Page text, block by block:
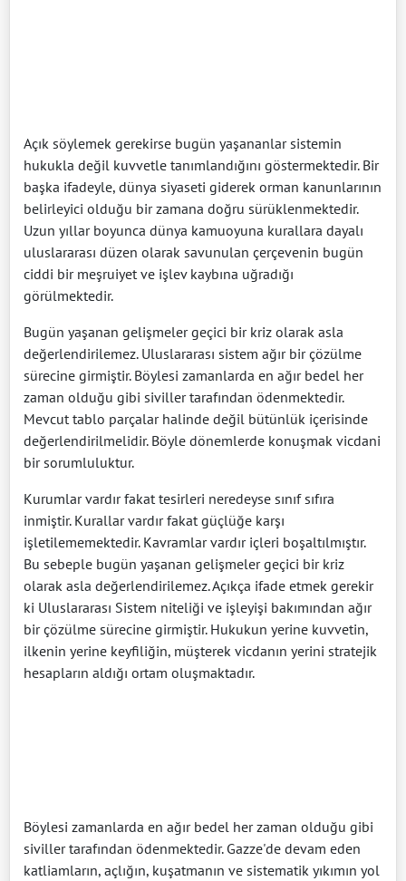
Açık söylemek gerekirse bugün yaşananlar sistemin
hukukla değil kuvvetle tanımlandığını göstermektedir. Bir
başka ifadeyle, dünya siyaseti giderek orman kanunlarının
belirleyici olduğu bir zamana doğru sürüklenmektedir.
Uzun yıllar boyunca dünya kamuoyuna kurallara dayalı
uluslararası düzen olarak savunulan çerçevenin bugün
ciddi bir meşruiyet ve işlev kaybına uğradığı
görülmektedir.
Bugün yaşanan gelişmeler geçici bir kriz olarak asla
değerlendirilemez. Uluslararası sistem ağır bir çözülme
sürecine girmiştir. Böylesi zamanlarda en ağır bedel her
zaman olduğu gibi siviller tarafından ödenmektedir.
Mevcut tablo parçalar halinde değil bütünlük içerisinde
değerlendirilmelidir. Böyle dönemlerde konuşmak vicdani
bir sorumluluktur.
Kurumlar vardır fakat tesirleri neredeyse sınıf sıfıra
inmiştir. Kurallar vardır fakat güçlüğe karşı
işletilememektedir. Kavramlar vardır içleri boşaltılmıştır.
Bu sebeple bugün yaşanan gelişmeler geçici bir kriz
olarak asla değerlendirilemez. Açıkça ifade etmek gerekir
ki Uluslararası Sistem niteliği ve işleyişi bakımından ağır
bir çözülme sürecine girmiştir. Hukukun yerine kuvvetin,
ilkenin yerine keyfiliğin, müşterek vicdanın yerini stratejik
hesapların aldığı ortam oluşmaktadır.
Böylesi zamanlarda en ağır bedel her zaman olduğu gibi
siviller tarafından ödenmektedir. Gazze'de devam eden
katliamların, açlığın, kuşatmanın ve sistematik yıkımın yol